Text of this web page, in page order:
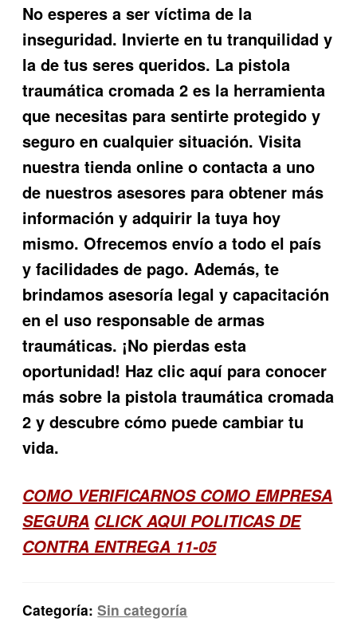
No esperes a ser víctima de la
inseguridad. Invierte en tu tranquilidad y
la de tus seres queridos. La pistola
traumática cromada 2 es la herramienta
que necesitas para sentirte protegido y
seguro en cualquier situación. Visita
nuestra tienda online o contacta a uno
de nuestros asesores para obtener más
información y adquirir la tuya hoy
mismo. Ofrecemos envío a todo el país
y facilidades de pago. Además, te
brindamos asesoría legal y capacitación
en el uso responsable de armas
traumáticas. ¡No pierdas esta
oportunidad! Haz clic aquí para conocer
más sobre la pistola traumática cromada
2 y descubre cómo puede cambiar tu
vida.
COMO VERIFICARNOS COMO EMPRESA
SEGURA CLICK AQUI POLITICAS DE
CONTRA ENTREGA 11-05
Categoría:Sin categoría